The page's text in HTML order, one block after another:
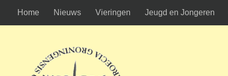
Ga naar de inhoud
Home Nieuws Vieringen Jeugd en Jongeren